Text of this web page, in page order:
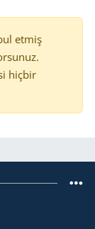
etmiş
hiçbir